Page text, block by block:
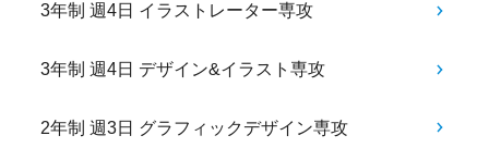
3年制 週4日 イラストレーター専攻
3年制 週4日 デザイン&イラスト専攻
2年制 週3日 グラフィックデザイン専攻